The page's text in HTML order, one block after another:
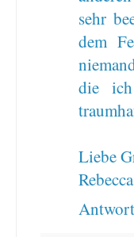
sehr
dem
die
Liebe
Rebecca